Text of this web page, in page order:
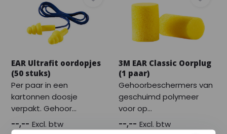
EAR Ultrafit oordopjes
(50 stuks)
Per paar in een
kartonnen doosje
verpakt. Gehoor...
--,-- Excl. btw
3M EAR Classic Oorplug
(1 paar)
Gehoorbeschermers van
geschuimd polymeer
voor op...
--,-- Excl. btw